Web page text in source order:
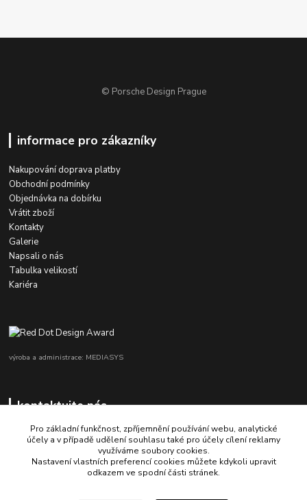
© Porsche Design Prague
informace pro zákazníky
Nakupování doprava platby
Obchodní podmínky
Objednávka na dobírku
Vrátit zboží
Kontakty
Galerie
Napsali o nás
Tabulka velikostí
Kariéra
výroba a administrace: MEDIASYS
kontaktujte nás
+420 725 347 646
Pro základní funkčnost, zpříjemnění používání webu, analytické
účely a v případě udělení souhlasu také pro účely cílení reklamy
využíváme soubory cookies.
Nastavení vlastních preferencí cookies můžete kdykoli upravit
odkazem ve spodní části stránek.